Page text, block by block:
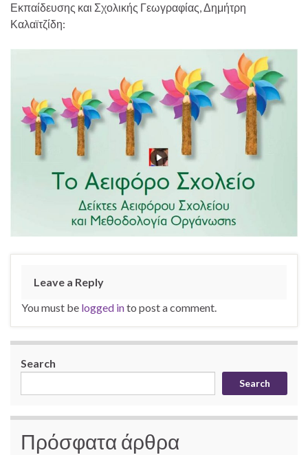
Εκπαίδευσης και Σχολικής Γεωγραφίας, Δημήτρη
Καλαϊτζίδη:
Leave a Reply
You must be logged into post a comment.
Search
Search
Πρόσφατα άρθρα